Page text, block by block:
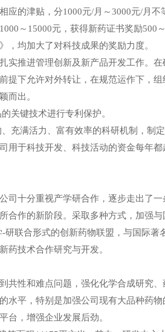
的津贴，分1000元/月～3000元/月
～15000元，获得新药证书奖励500
，均加大了对科技成果的奖励力度。
推进管理创新及新产品开发工作。
下允许对外转让，在规范运作下，
而出。
关键技术进行专利保护。
满活力、富有效率的科研机制，制
于科技开发、科技活动的资金每年
十分重视产学研合作，逐步走出了
作的新阶段。采取多种方式，加强
联合形式的创新药物联盟，与国际
药技术合作研究与开发。
共性和难点问题，强化化学合成研究
平，特别是加强公司现有大品种药
台，增强企业发展后劲。